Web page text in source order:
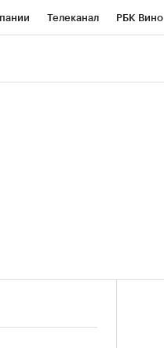
Телеканал РБК Вино